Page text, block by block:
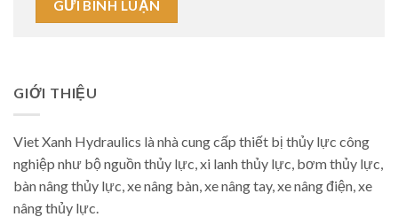
GIỚI THIỆU
Viet Xanh Hydraulics là nhà cung cấp thiết bị thủy lực công
nghiệp như bộ nguồn thủy lực, xi lanh thủy lực, bơm thủy lực,
bàn nâng thủy lực, xe nâng bàn, xe nâng tay, xe nâng điện, xe
nâng thủy lực.